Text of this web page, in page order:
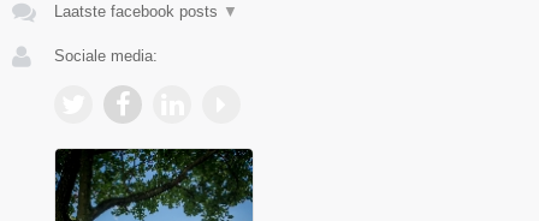
Laatste facebook posts ▼
Sociale media: